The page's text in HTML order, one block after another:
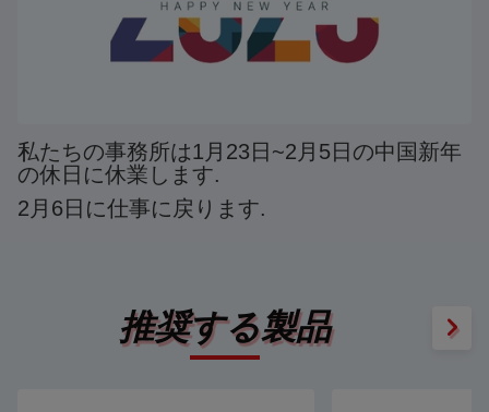
私たちの事務所は1月23日~2月5日の中国新年
の休日に休業します.
2月6日に仕事に戻ります.
推奨する製品